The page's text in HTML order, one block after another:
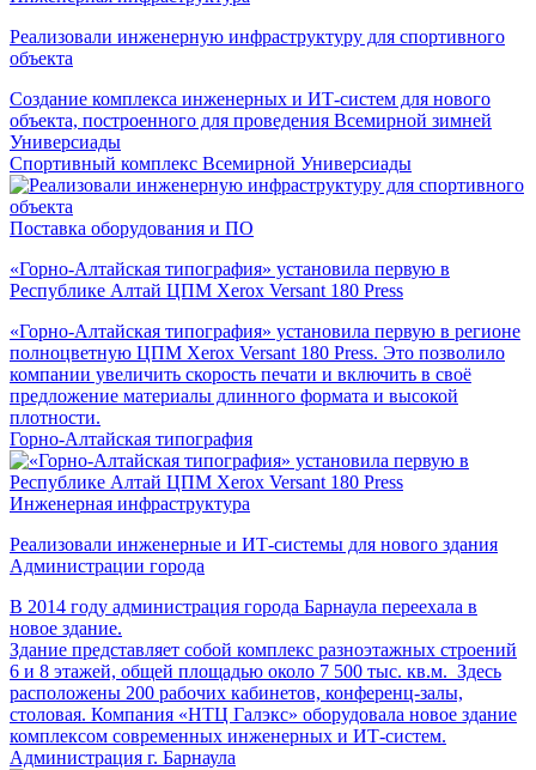
Реализовали инженерную инфраструктуру для спортивного
объекта
Создание комплекса инженерных и ИТ-систем для нового
объекта, построенного для проведения Всемирной зимней
Универсиады
Спортивный комплекс Всемирной Универсиады
Поставка оборудования и ПО
«Горно-Алтайская типография» установила первую в
Республике Алтай ЦПМ Xerox Versant 180 Press
«Горно-Алтайская типография» установила первую в регионе
полноцветную ЦПМ Xerox Versant 180 Press. Это позволило
компании увеличить скорость печати и включить в своё
предложение материалы длинного формата и высокой
плотности.
Горно-Алтайская типография
Инженерная инфраструктура
Реализовали инженерные и ИТ-системы для нового здания
Администрации города
В 2014 году администрация города Барнаула переехала в
новое здание.
Здание представляет собой комплекс разноэтажных строений
6 и 8 этажей, общей площадью около 7 500 тыс. кв.м. Здесь
расположены 200 рабочих кабинетов, конференц-залы,
столовая. Компания «НТЦ Галэкс» оборудовала новое здание
комплексом современных инженерных и ИТ-систем.
Администрация г. Барнаула